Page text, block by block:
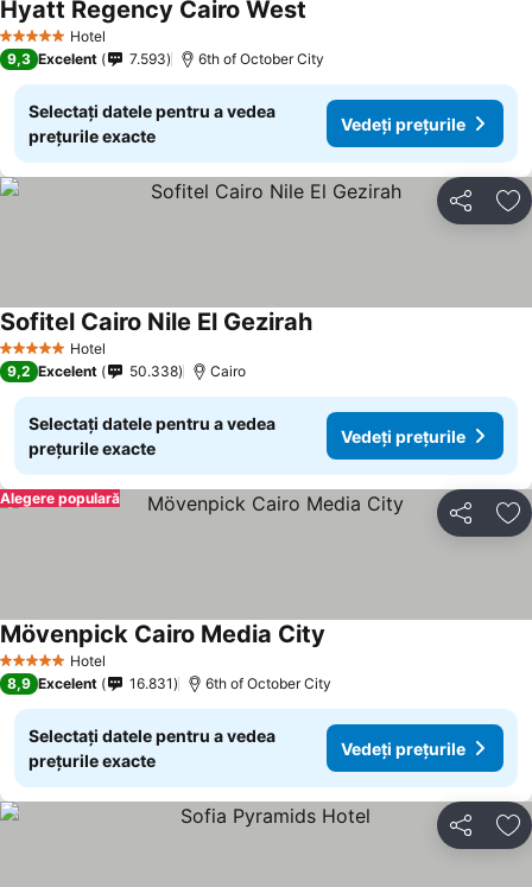
5 Stele Hotel
Hyatt Regency Cairo West
9,3 Excelent 7.593 6th of October City
Selectați datele pentru a vedea
prețurile exacte
Vedeți prețurile
Distribuiți
5 Stele Hotel
Sofitel Cairo Nile El Gezirah
9,2 Excelent 50.338 Cairo
Selectați datele pentru a vedea
prețurile exacte
Vedeți prețurile
Distribuiți
Alegere populară
5 Stele Hotel
Mövenpick Cairo Media City
8,9 Excelent 16.831 6th of October City
Selectați datele pentru a vedea
prețurile exacte
Vedeți prețurile
Distribuiți